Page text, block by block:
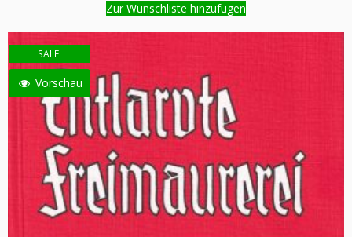
Zur Wunschliste hinzufügen
SALE!
Vorschau